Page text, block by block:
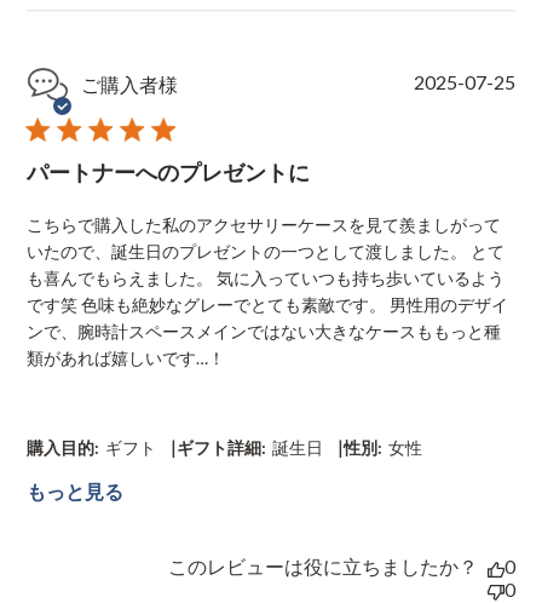
ご購入者様
パートナーへのプレゼントに
こちらで購入した私のアクセサリーケースを見て羨ましがって
いたので、誕生日のプレゼントの一つとして渡しました。 とて
も喜んでもらえました。 気に入っていつも持ち歩いているよう
です笑 色味も絶妙なグレーでとても素敵です。 男性用のデザイ
ンで、腕時計スペースメインではない大きなケースももっと種
類があれば嬉しいです…！
購入目的: ギフト |ギフト詳細: 誕生日 |性別: 女性
もっと見る
P
2025-07-25
このレビューは役に立ちましたか？
0
0